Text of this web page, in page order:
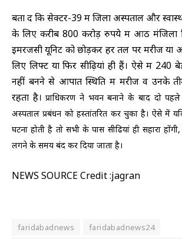
बता दें कि सेक्टर-39 में जिला अस्पताल और
के लिए करीब 800 करोड़ रुपये में आठ मंजिला
इमरजेंसी यूनिट को छोड़कर हर तल पर मरीज या
लिए लिफ्ट या फिर सीढ़ियां ही हैं। ऐसे में 240
नहीं बनने से आपात स्थिति में मरीज व उनके
रहता है।प्राधिकरण ने भवन बनाने के बाद दो पहले
अस्पताल प्रबंधन को हस्तांतरित कर चुका है। ऐसे में
घटना होती है तो सभी के पास सीढियां ही सहारा
लगने के समय बंद कर दिया जाता है।
NEWS SOURCE Credit :jagran
faridabadnews
faridabadnews24